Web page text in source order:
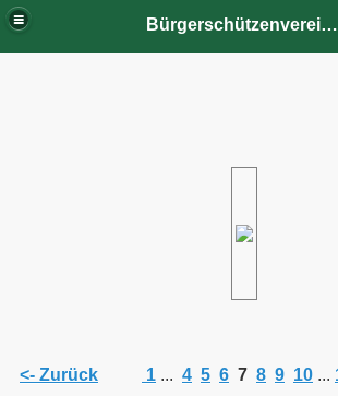
Bürgerschützenverein Tecklenburg von 1786 e.V.
<- Zurück 1 ... 4 5 6 7 8 9 10 ...